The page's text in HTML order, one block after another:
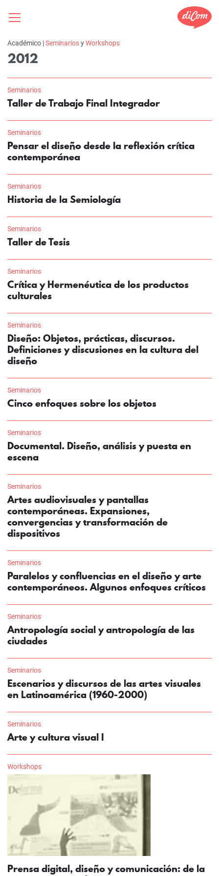
Académico |SeminariosyWorkshops
2012
Seminarios
Taller de Trabajo Final Integrador
Seminarios
Pensar el diseño desde la reflexión crítica
contemporánea
Seminarios
Historia de la Semiología
Seminarios
Taller de Tesis
Seminarios
Crítica y Hermenéutica de los productos
culturales
Seminarios
Diseño: Objetos, prácticas, discursos.
Definiciones y discusiones en la cultura del
diseño
Seminarios
Cinco enfoques sobre los objetos
Seminarios
Documental. Diseño, análisis y puesta en
escena
Seminarios
Artes audiovisuales y pantallas
contemporáneas. Expansiones,
convergencias y transformación de
dispositivos
Seminarios
Paralelos y confluencias en el diseño y arte
contemporáneos. Algunos enfoques críticos
Seminarios
Antropología social y antropología de las
ciudades
Seminarios
Escenarios y discursos de las artes visuales
en Latinoamérica (1960-2000)
Seminarios
Arte y cultura visual I
Workshops
Prensa digital, diseño y comunicación: de la